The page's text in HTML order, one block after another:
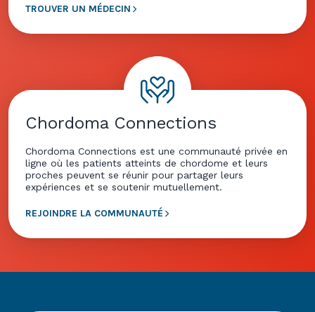
TROUVER UN MÉDECIN
Chordoma Connections
Chordoma Connections est une communauté privée en
ligne où les patients atteints de chordome et leurs
proches peuvent se réunir pour partager leurs
expériences et se soutenir mutuellement.
REJOINDRE LA COMMUNAUTÉ